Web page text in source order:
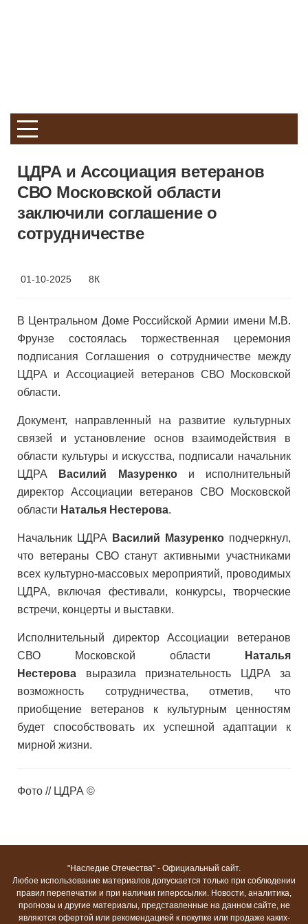
ЦДРА и Ассоциация ветеранов
СВО Московской области
заключили соглашение о
сотрудничестве
01-10-2025 8К
В Центральном Доме Российской Армии имени М.В.
Фрунзе состоялась торжественная церемония
подписания Соглашения о сотрудничестве между
ЦДРА и Ассоциацией ветеранов СВО Московской
области.
Документ, направленный на развитие культурных
связей и установление основ взаимодействия в
области культуры и искусства, подписали начальник
ЦДРА
Василий Мазуренкои исполнительный
директор Ассоциации ветеранов СВО Московской
области Наталья Нестерова.
Начальник ЦДРА Василий Мазуренко подчеркнул,
что ветераны СВО станут активными участниками
всех культурно-массовых мероприятий, проводимых
ЦДРА, включая фестивали, конкурсы, творческие
встречи, концерты и выставки.
Исполнительный директор Ассоциации ветеранов
СВО Московской области
Наталья
Нестерова выразила признательность ЦДРА за
возможность сотрудничества, отметив, что
приобщение ветеранов к культурным ценностям
будет способствовать их успешной адаптации к
мирной жизни.
Фото // ЦДРА ©
"Наследие Отечества" - Официальный сайт.
Любое использование материалов допускается только при соблюдении
правил перепечатки и при наличии гиперссылки. Новости, аналитика,
прогнозы и другие материалы, представленные на данном сайте, не
являются офертой или рекомендацией к покупке или продаже каких-